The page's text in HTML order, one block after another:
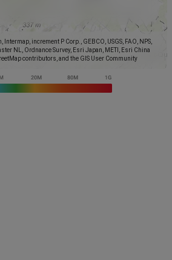
Intermap, increment P Corp., GEBCO, USGS, FAO, NPS,
NL, Ordnance Survey, Esri Japan, METI, Esri China
contributors, and the GIS User Community